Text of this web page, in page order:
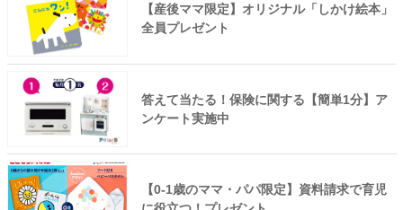
【産後ママ限定】オリジナル「しかけ絵本」
全員プレゼント
答えて当たる！保険に関する【簡単1分】ア
ンケート実施中
【0-1歳のママ・パパ限定】資料請求で育児